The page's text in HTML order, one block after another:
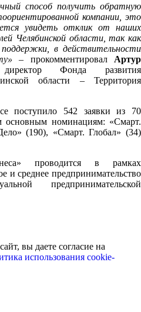
способ получить обратную
компании, это
увидеть отклик от наших
Челябинской области, так как
в действительности
– прокомментировал Артур
Фонда развития
области – Территория
поступило 542 заявки из 70
основным номинациям: «Смарт.
(190), «Смарт. Глобал» (34)
проводится в рамках
и среднее предпринимательство
предпринимательской
вы даете согласие на
использования cookie-